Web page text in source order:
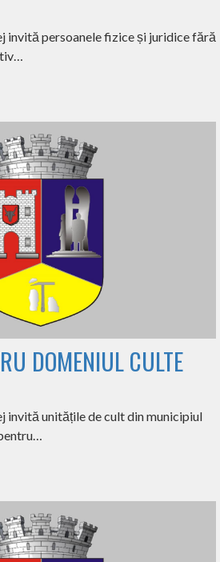
invită persoanele fizice și juridice fără
DOMENIUL CULTE
invită unitățile de cult din municipiul